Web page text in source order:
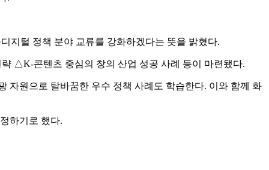
지털 정책 분야 교류를 강화하겠다는 뜻을 밝혔다.
△K-콘텐츠 중심의 창의 산업 성공 사례 등이 마련됐다.
자원으로 탈바꿈한 우수 정책 사례도 학습한다. 이와 함께 화
하기로 했다.